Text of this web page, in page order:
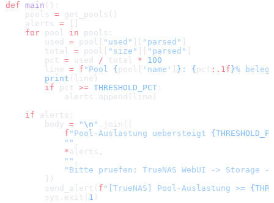
def main ():
    pools
= get_pools()
    alerts
=
    for
pool in pools:
        used
= pool[ "used" "parsed"
        total
= pool[ "size" "parsed"
        pct
= used / total * 100
        line
= f "Pool { pool[ 'name' } : { pct :.1f }%
        print
(line)
        if
pct >= THRESHOLD_PCT :
            alerts.append(line)
    if
alerts:
        body
= " \n " .join([
            f
"Pool-Auslastung uebersteigt
            ""
,
            *
alerts,
            ""
,
"Bitte pruefen: TrueNAS WebUI -> Storage -
        ])
        send_alert(
f "[TrueNAS] Pool-Auslastung >=
        sys.exit(
1 )